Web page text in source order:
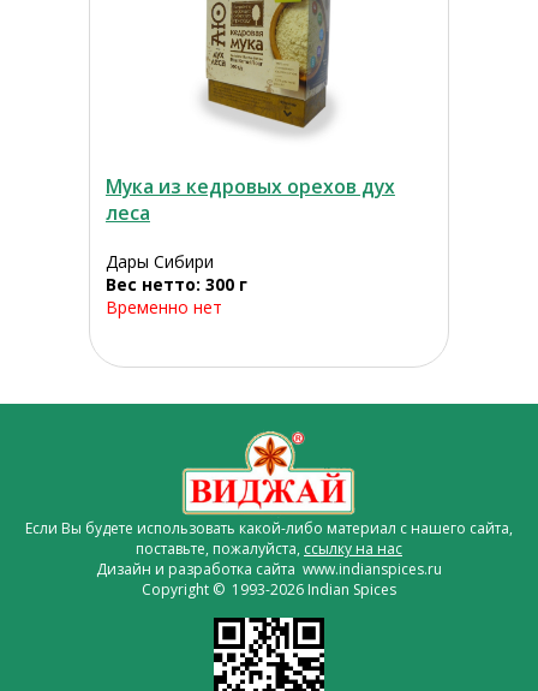
Мука из кедровых орехов дух
леса
Дары Сибири
Вес нетто: 300 г
Временно нет
Если Вы будете использовать какой-либо материал с нашего сайта,
поставьте, пожалуйста, ссылку на нас
Дизайн и разработка сайта www.indianspices.ru
Copyright © 1993-2026 Indian Spices